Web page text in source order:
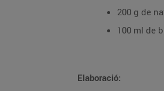
200 g de
100 ml de
Elaboració: